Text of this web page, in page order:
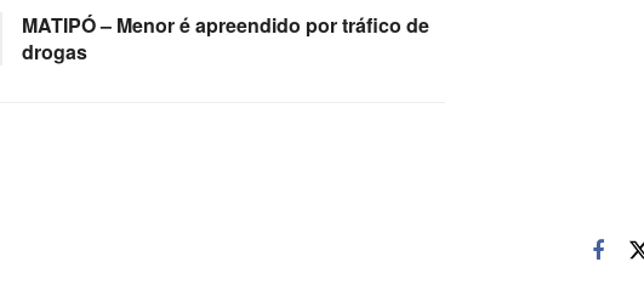
MATIPÓ – Menor é apreendido por tráfico de
drogas